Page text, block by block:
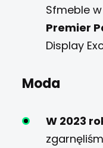
Sfmeble
Premier
Display
Moda
W 2023